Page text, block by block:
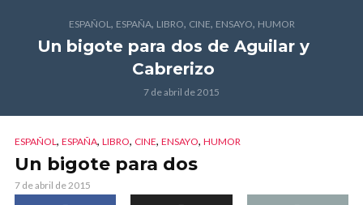
ESPAÑOL, ESPAÑA, LIBRO, CINE, ENSAYO, HUMOR
Un bigote para dos de Aguilar y
Cabrerizo
7 de abril de 2015
ESPAÑOL, ESPAÑA, LIBRO, CINE, ENSAYO, HUMOR
Un bigote para dos
7 de abril de 2015